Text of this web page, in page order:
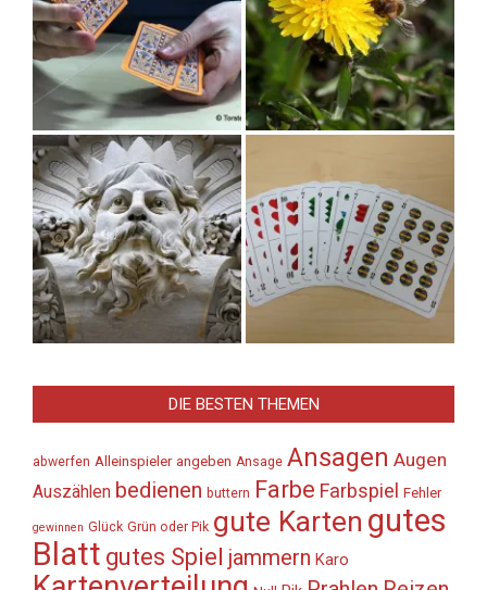
DIE BESTEN THEMEN
abwerfen Alleinspieler angeben Ansage Ansagen Augen
Auszählen bedienen buttern Farbe Farbspiel Fehler
gewinnen Glück Grün oder Pik gute Karten gutes
Blatt gutes Spiel jammern Karo